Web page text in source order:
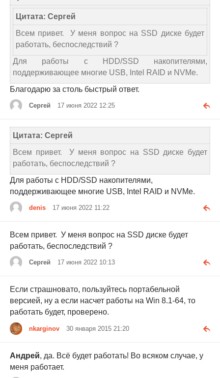
Цитата: Сергей
Всем привет. У меня вопрос на SSD диске будет
работать, беспоследствий ?
Для работы с HDD/SSD накопителями,
поддерживающее многие USB, Intel RAID и NVMe.
Благодарю за столь быстрый ответ.
Сергей 17 июня 2022 12:25
Цитата: Сергей
Всем привет. У меня вопрос на SSD диске будет
работать, беспоследствий ?
Для работы с HDD/SSD накопителями,
поддерживающее многие USB, Intel RAID и NVMe.
denis 17 июня 2022 11:22
Всем привет. У меня вопрос на SSD диске будет
работать, беспоследствий ?
Сергей 17 июня 2022 10:13
Если страшновато, пользуйтесь портабельной
версией, ну а если насчет работы на Win 8.1-64, то
работать будет, проверено.
nkarginov 30 января 2015 21:20
Андрей, да. Всё будет работать! Во всяком случае, у
меня работает.